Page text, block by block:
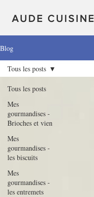
AUDE CUISINE
Blog
Tous les posts
Mes
gourmandises -
Brioches et vien
Mes
gourmandises -
les biscuits
Mes
gourmandises -
les entremets
Tous les posts